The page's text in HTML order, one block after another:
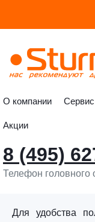
О компании Сервис
Акции
8 (495)
Телефон головного
Для удобства